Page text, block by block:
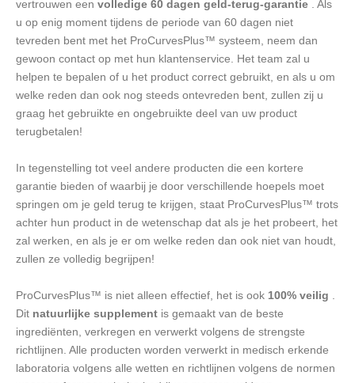
vertrouwen een volledige 60 dagen geld-terug-garantie . Als
u op enig moment tijdens de periode van 60 dagen niet
tevreden bent met het ProCurvesPlus™ systeem, neem dan
gewoon contact op met hun klantenservice. Het team zal u
helpen te bepalen of u het product correct gebruikt, en als u om
welke reden dan ook nog steeds ontevreden bent, zullen zij u
graag het gebruikte en ongebruikte deel van uw product
terugbetalen!
In tegenstelling tot veel andere producten die een kortere
garantie bieden of waarbij je door verschillende hoepels moet
springen om je geld terug te krijgen, staat ProCurvesPlus™ trots
achter hun product in de wetenschap dat als je het probeert, het
zal werken, en als je er om welke reden dan ook niet van houdt,
zullen ze volledig begrijpen!
ProCurvesPlus™ is niet alleen effectief, het is ook 100% veilig .
Dit natuurlijke supplement is gemaakt van de beste
ingrediënten, verkregen en verwerkt volgens de strengste
richtlijnen. Alle producten worden verwerkt in medisch erkende
laboratoria volgens alle wetten en richtlijnen volgens de normen